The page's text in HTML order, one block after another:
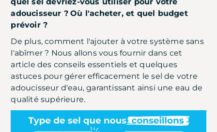
adoucisseur ? Où l'acheter, et quel budget
prévoir ?
De plus, comment l'ajouter à votre système sans
l'abîmer ? Nous allons vous fournir dans cet
article des conseils essentiels et quelques
astuces pour gérer efficacement le sel de votre
adoucisseur d'eau, garantissant ainsi une eau de
qualité supérieure.